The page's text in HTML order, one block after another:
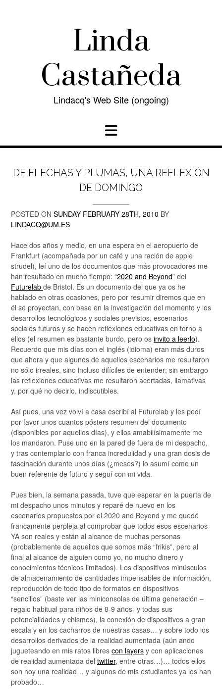
Linda
Castañeda
Lindacq's Web Site (ongoing)
DE FLECHAS Y PLUMAS, UNA REFLEXIÓN
DE DOMINGO
POSTED ON SUNDAY FEBRUARY 28TH, 2010 BY
LINDACQ@UM.ES
Hace dos años y medio, en una espera en el aeropuerto de
Frankfurt (acompañada por un café y una ración de apple
strudel), leí uno de los documentos que más provocadores me
han resultado en mucho tiempo: “2020 and Beyond” del
Futurelab de Bristol. Es un documento del que ya os he
hablado en otras ocasiones, pero por resumir diremos que en
él se proyectan, con base en la investigación del momento y los
desarrollos tecnológicos y sociales previstos, escenarios
sociales futuros y se hacen reflexiones educativas en torno a
ellos (el resumen es bastante burdo, pero os invito a leerlo).
Recuerdo que mis días con el inglés (idioma) eran más duros
que ahora y que algunos de aquellos escenarios me resultaron
no sólo irreales, sino incluso difíciles de entender; sin embargo
las reflexiones educativas me resultaron acertadas, llamativas
y, por qué no decirlo, indiscutibles.
Así pues, una vez volví a casa escribí al Futurelab y les pedí
por favor unos cuantos pósters resumen del documento
(disponibles por aquellos días), y ellos amabilísimamente me
los mandaron. Puse uno en la pared de fuera de mi despacho,
y tras contemplarlo con franca incredulidad y una gran dosis de
fascinación durante unos días (¿meses?) lo asumí como un
buen referente de futuro y seguí con mi vida.
Pues bien, la semana pasada, tuve que esperar en la puerta de
mi despacho unos minutos y reparé de nuevo en los
escenarios propuestos por el 2020 and Beyond y me quedé
francamente perpleja al comprobar que todos esos escenarios
YA son reales y están al alcance de muchas personas
(probablemente de aquellos que somos más “frikis”, pero al
final al alcance de alguien como yo, no mucho dinero y
conocimientos técnicos limitados). Los dispositivos minúsculos
de almacenamiento de cantidades impensables de información,
reproducción de todo tipo de formatos en dispositivos
“sencillos” (baste ver las miniconsolas de última generación –
regalo habitual para niños de 8-9 años- y todas sus
potencialidades y chismes), la conexión de dispositivos a gran
escala y en los cacharros de nuestras casas… y sobre todo los
desarrollos derivados de la realidad aumentada (aún ando
jugueteando en mis ratos libres con layers y con aplicaciones
de realidad aumentada del twitter, entre otras…)… todos ellos
son hoy una realidad… y algunos de mis estudiantes ya los han
probado…